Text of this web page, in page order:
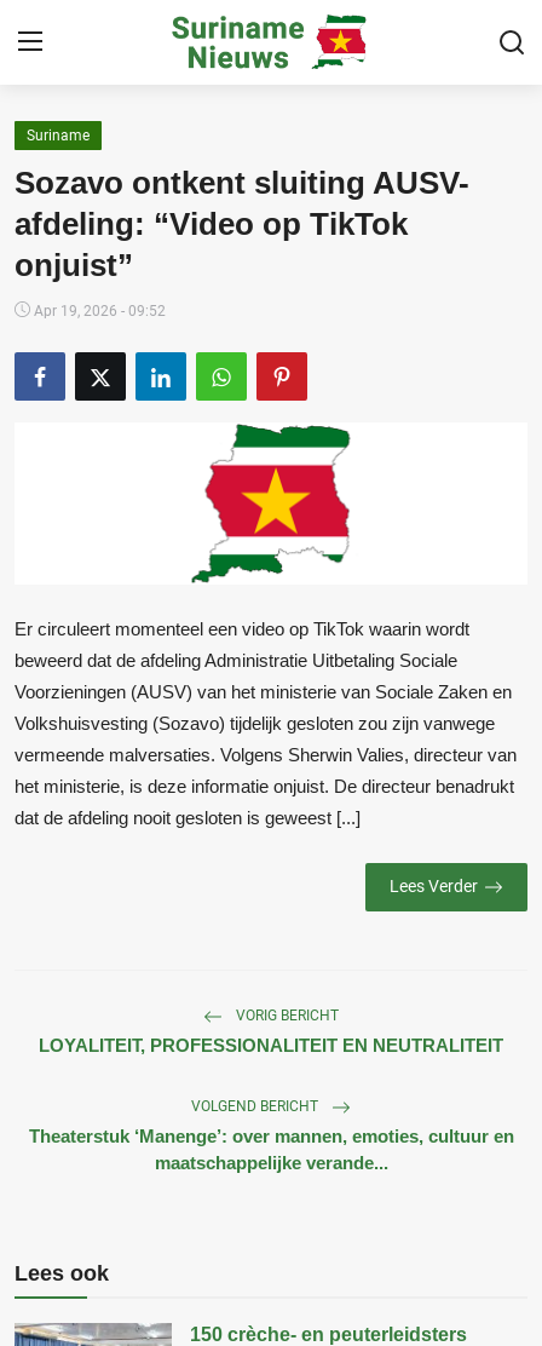
Home
Buitenland
Sport
Cultuur & Media
Suriname
Sozavo ontkent sluiting AUSV-
afdeling: “Video op TikTok
onjuist”
Apr 19, 2026 - 09:52
Er circuleert momenteel een video op TikTok waarin wordt
beweerd dat de afdeling Administratie Uitbetaling Sociale
Voorzieningen (AUSV) van het ministerie van Sociale Zaken en
Volkshuisvesting (Sozavo) tijdelijk gesloten zou zijn vanwege
vermeende malversaties. Volgens Sherwin Valies, directeur van
het ministerie, is deze informatie onjuist. De directeur benadrukt
dat de afdeling nooit gesloten is geweest [...]
Lees Verder
VORIG BERICHT
LOYALITEIT, PROFESSIONALITEIT EN NEUTRALITEIT
VOLGEND BERICHT
Theaterstuk ‘Manenge’: over mannen, emoties, cultuur en
maatschappelijke verande...
Lees ook
150 crèche- en peuterleidsters